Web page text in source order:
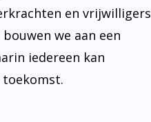
en vrijwilligers
we aan een
iedereen kan